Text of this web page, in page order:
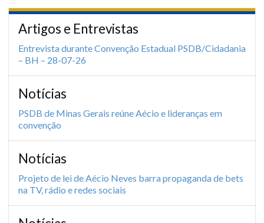
Artigos e Entrevistas
Entrevista durante Convenção Estadual PSDB/Cidadania
– BH – 28-07-26
Notícias
PSDB de Minas Gerais reúne Aécio e lideranças em
convenção
Notícias
Projeto de lei de Aécio Neves barra propaganda de bets
na TV, rádio e redes sociais